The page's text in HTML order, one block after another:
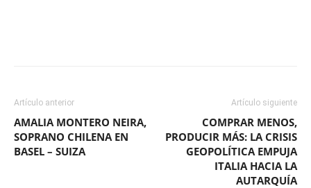
Artículo anterior
AMALIA MONTERO NEIRA,
SOPRANO CHILENA EN
BASEL – SUIZA
Artículo siguiente
COMPRAR MENOS,
PRODUCIR MÁS: LA CRISIS
GEOPOLÍTICA EMPUJA
ITALIA HACIA LA
AUTARQUÍA